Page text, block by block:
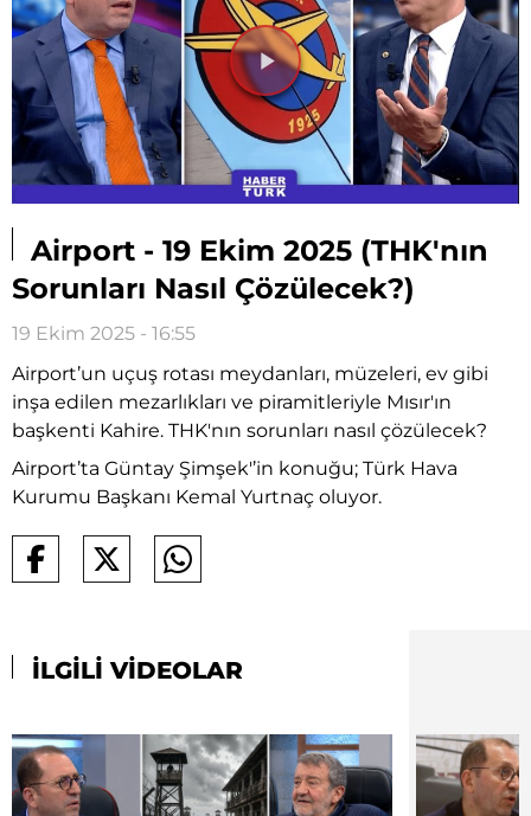
Videoyu
Oynat
Airport - 19 Ekim 2025 (THK'nın
Sorunları Nasıl Çözülecek?)
19 Ekim 2025 - 16:55
Airport’un uçuş rotası meydanları, müzeleri, ev gibi
inşa edilen mezarlıkları ve piramitleriyle Mısır'ın
başkenti Kahire. THK'nın sorunları nasıl çözülecek?
Airport’ta Güntay Şimşek'’in konuğu; Türk Hava
Kurumu Başkanı Kemal Yurtnaç oluyor.
İLGİLİ VİDEOLAR